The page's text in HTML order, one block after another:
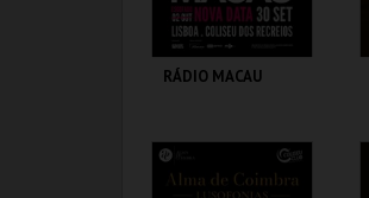
RÁDIO MACAU
COLISEU DE LISBOA